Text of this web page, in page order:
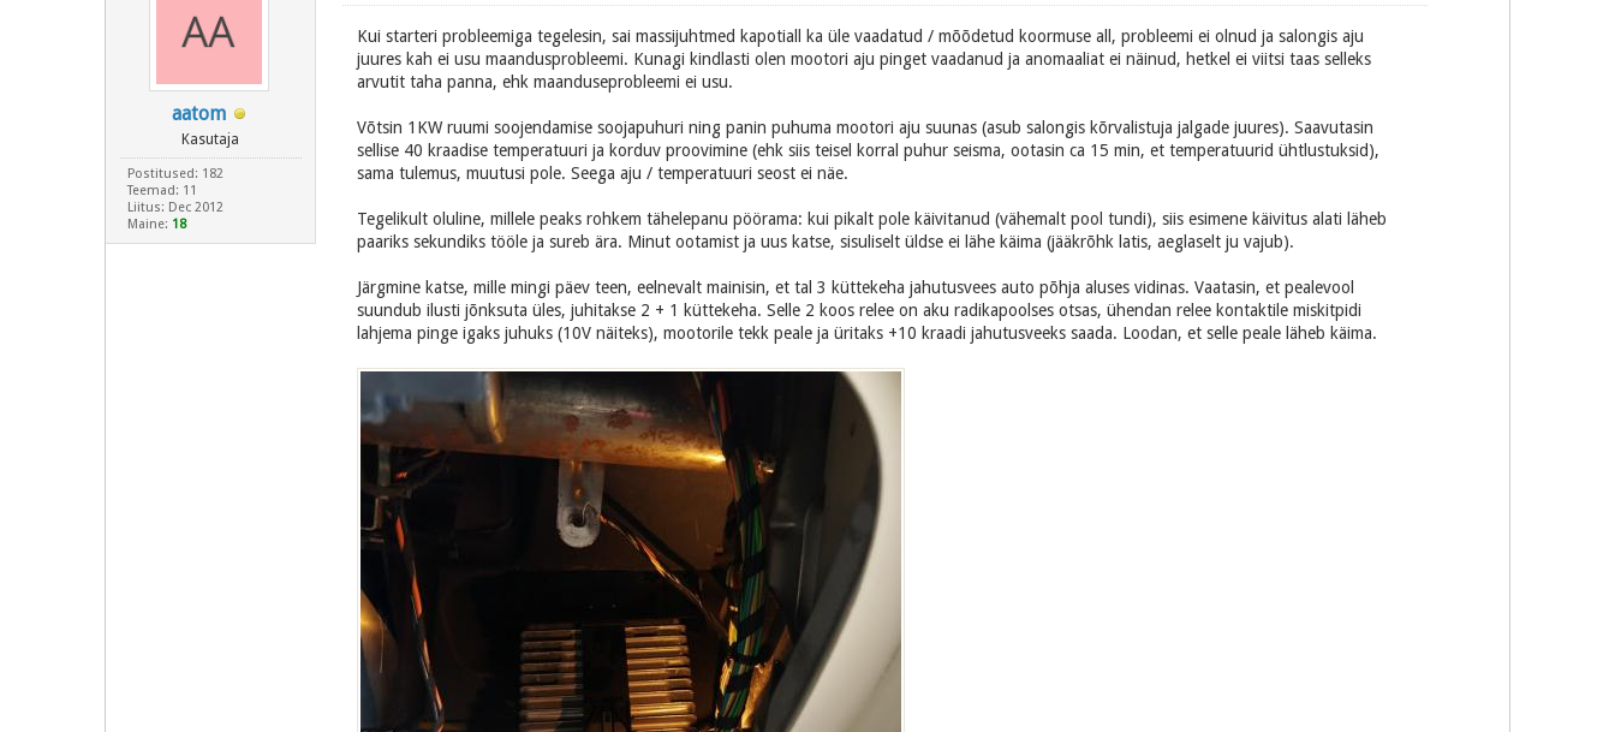
aatom
Kasutaja
Postitused: 182
Teemad: 11
Liitus: Dec 2012
Maine: 18
Kui starteri probleemiga tegelesin, sai massijuhtmed kapotiall ka üle vaadatud / mõõdetud koormuse all, probleemi ei olnud ja salongis aju
juures kah ei usu maandusprobleemi. Kunagi kindlasti olen mootori aju pinget vaadanud ja anomaaliat ei näinud, hetkel ei viitsi taas selleks
arvutit taha panna, ehk maanduseprobleemi ei usu.
Võtsin 1KW ruumi soojendamise soojapuhuri ning panin puhuma mootori aju suunas (asub salongis kõrvalistuja jalgade juures). Saavutasin
sellise 40 kraadise temperatuuri ja korduv proovimine (ehk siis teisel korral puhur seisma, ootasin ca 15 min, et temperatuurid ühtlustuksid),
sama tulemus, muutusi pole. Seega aju / temperatuuri seost ei näe.
Tegelikult oluline, millele peaks rohkem tähelepanu pöörama: kui pikalt pole käivitanud (vähemalt pool tundi), siis esimene käivitus alati läheb
paariks sekundiks tööle ja sureb ära. Minut ootamist ja uus katse, sisuliselt üldse ei lähe käima (jääkrõhk latis, aeglaselt ju vajub).
Järgmine katse, mille mingi päev teen, eelnevalt mainisin, et tal 3 küttekeha jahutusvees auto põhja aluses vidinas. Vaatasin, et pealevool
suundub ilusti jõnksuta üles, juhitakse 2 + 1 küttekeha. Selle 2 koos relee on aku radikapoolses otsas, ühendan relee kontaktile miskitpidi
lahjema pinge igaks juhuks (10V näiteks), mootorile tekk peale ja üritaks +10 kraadi jahutusveeks saada. Loodan, et selle peale läheb käima.